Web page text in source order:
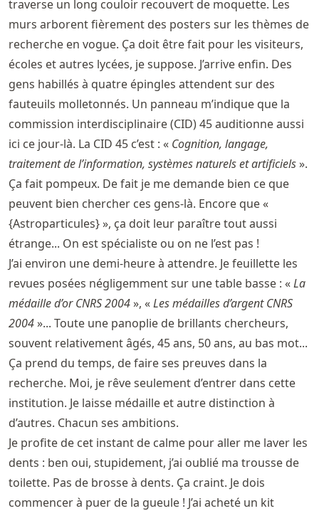
traverse un long couloir recouvert de moquette. Les
murs arborent fièrement des posters sur les thèmes de
recherche en vogue. Ça doit être fait pour les visiteurs,
écoles et autres lycées, je suppose. J’arrive enfin. Des
gens habillés à quatre épingles attendent sur des
fauteuils molletonnés. Un panneau m’indique que la
commission interdisciplinaire (CID) 45 auditionne aussi
ici ce jour-là. La CID 45 c’est : « Cognition, langage,
traitement de l’information, systèmes naturels et artificiels».
Ça fait pompeux. De fait je me demande bien ce que
peuvent bien chercher ces gens-là. Encore que «
{Astroparticules} », ça doit leur paraître tout aussi
étrange... On est spécialiste ou on ne l’est pas !
J’ai environ une demi-heure à attendre. Je feuillette les
revues posées négligemment sur une table basse : «La
médaille d’or CNRS 2004», «Les médailles d’argent CNRS
2004»... Toute une panoplie de brillants chercheurs,
souvent relativement âgés, 45 ans, 50 ans, au bas mot...
Ça prend du temps, de faire ses preuves dans la
recherche. Moi, je rêve seulement d’entrer dans cette
institution. Je laisse médaille et autre distinction à
d’autres. Chacun ses ambitions.
Je profite de cet instant de calme pour aller me laver les
dents : ben oui, stupidement, j’ai oublié ma trousse de
toilette. Pas de brosse à dents. Ça craint. Je dois
commencer à puer de la gueule ! J’ai acheté un kit